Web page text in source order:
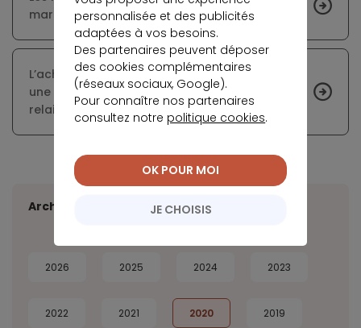
marché immobilier
L’achat immobilier instantané : trouvez enfin
une alternative fiable et sécurisée au prêt-
relais !
Archives
2026 2025 2024 2023
2022 2021 2020 2019
personnalisée et des publicités
adaptées à vos besoins.
Des partenaires peuvent déposer
des cookies complémentaires
(réseaux sociaux, Google).
Pour connaître nos partenaires
consultez notre politique cookies.
JE CHOISIS
OK POUR MOI